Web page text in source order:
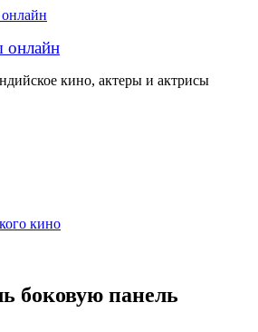
онлайн
кино, актеры и актрисы
кино
боковую панель